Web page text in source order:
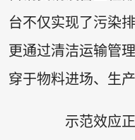
台不仅实现了污染
更通过清洁运输管
穿于物料进场、生
示范效应正